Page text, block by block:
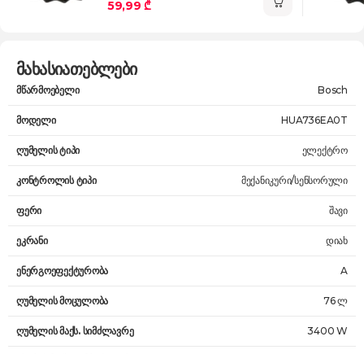
59,99 ₾
მახასიათებლები
მწარმოებელი Bosch
მოდელი HUA736EA0T
ღუმელის ტიპი ელექტრო
კონტროლის ტიპი მექანიკური/სენსორული
ფერი შავი
ეკრანი დიახ
ენერგოეფექტურობა A
ღუმელის მოცულობა 76 ლ
ღუმელის მაქს. სიმძლავრე 3400 W